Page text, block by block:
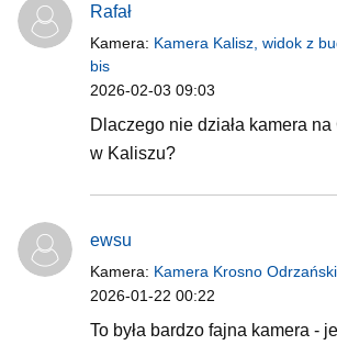
Rafał
Kamera: Kamera Kalisz, widok z
bis
2026-02-03 09:03
Dlaczego nie działa kamera
w Kaliszu?
ewsu
Kamera: Kamera Krosno
2026-01-22 00:22
To była bardzo fajna kamera -